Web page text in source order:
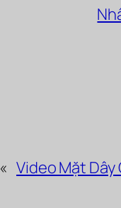
« Video Mặt